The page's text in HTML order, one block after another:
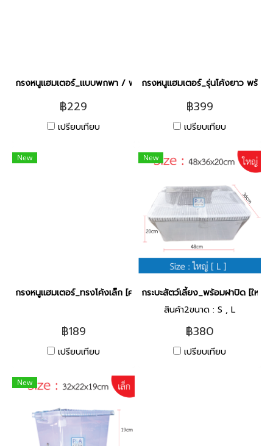
กรงหนูแฮมเตอร์_แบบพกพา / พร้อมอุปกรณ์ [4สี]
฿229
เปรียบเทียบ
กรงหนูแฮมเตอร์_รุ่นโค้งยาว พร้อ
฿399
เปรียบเทียบ
New
กรงหนูแฮมเตอร์_ทรงโค้งเล็ก [คละสี]
฿189
เปรียบเทียบ
New
กระบะสัตว์เลี้ยง_พร้อมฝาปิด [ใหญ่]
สินค้า2ขนาด : S , L
฿380
เปรียบเทียบ
New